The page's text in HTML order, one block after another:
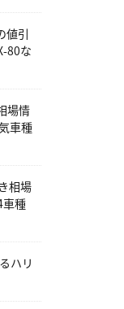
値引
80な
場情
車種
相場
車種
ハリ